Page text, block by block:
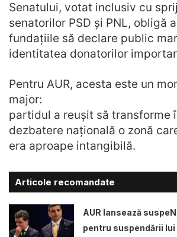
Senatului, votat inclusiv cu
senatorilor PSD și PNL, obligă
fundațiile să declare public
identitatea donatorilor
Pentru AUR, acesta este un
major:
partidul a reușit să transforme
dezbatere națională o zonă
era aproape intangibilă.
Articole recomandate
AUR lansează
pentru suspendării lui